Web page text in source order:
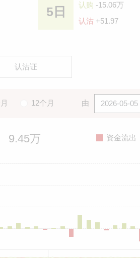
5日 认购 -15.06万
认沽 +51.97
认沽证
12个月 由
9.45万 资金流出